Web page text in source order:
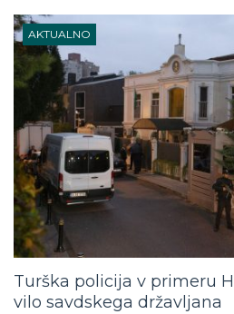
AKTUALNO
Turška policija v primeru
vilo savdskega državljana